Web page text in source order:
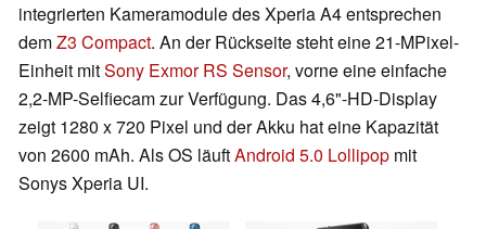
integrierten Kameramodule des Xperia A4 entsprechen
demZ3 Compact. An der Rückseite steht eine 21-MPixel-
Einheit mitSony Exmor RS Sensor, vorne eine einfache
2,2-MP-Selfiecam zur Verfügung. Das 4,6"-HD-Display
zeigt 1280 x 720 Pixel und der Akku hat eine Kapazität
von 2600 mAh. Als OS läuftAndroid 5.0 Lollipop mit
Sonys Xperia UI.